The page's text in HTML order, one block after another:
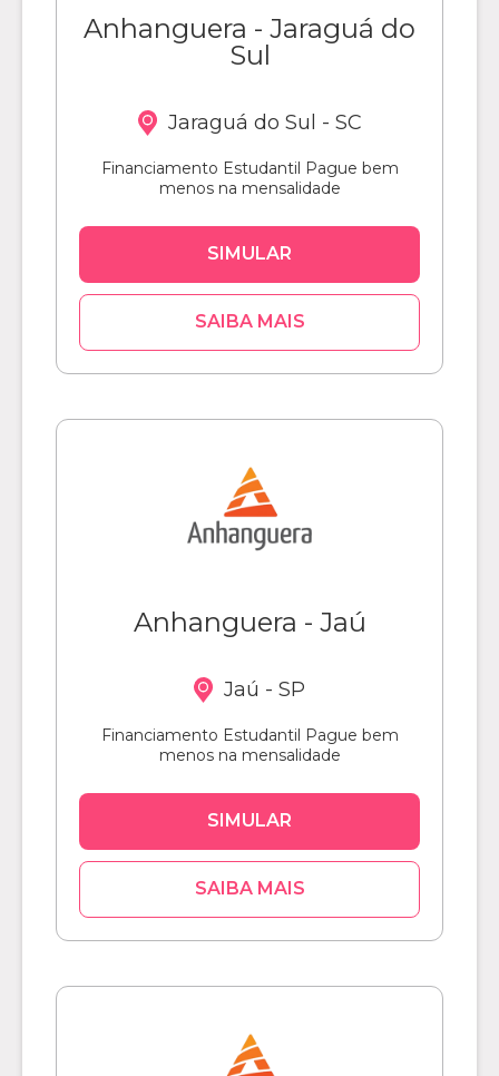
Anhanguera - Jaraguá do
Sul
Jaraguá do Sul - SC
Financiamento Estudantil Pague bem
menos na mensalidade
SIMULAR
SAIBA MAIS
Anhanguera - Jaú
Jaú - SP
Financiamento Estudantil Pague bem
menos na mensalidade
SIMULAR
SAIBA MAIS